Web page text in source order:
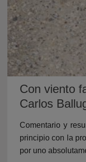
Con viento
Carlos
Comentario y
principio con la
por uno